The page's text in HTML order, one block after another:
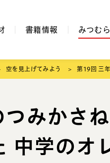
書籍情報 みつむ
空を見上げてみよう 第19回 三
みかさ
中学のオ